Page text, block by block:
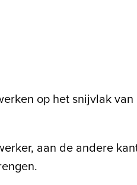
op het snijvlak
aan de andere